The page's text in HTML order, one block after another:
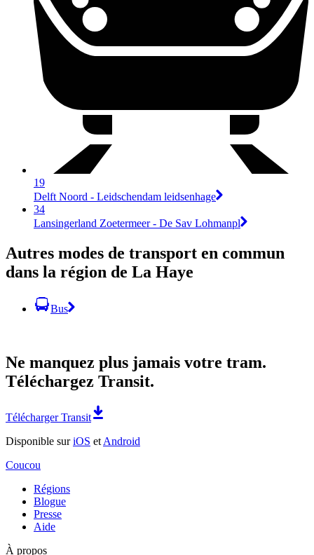
19
Delft Noord - Leidschendam leidsenhage
34
Lansingerland Zoetermeer - De Sav Lohmanpl
Autres modes de transport en commun
dans la région de La Haye
Bus
Ne manquez plus jamais votre tram.
Téléchargez Transit.
Télécharger Transit
Disponible suriOS etAndroid
Coucou
Régions
Blogue
Presse
Aide
À propos